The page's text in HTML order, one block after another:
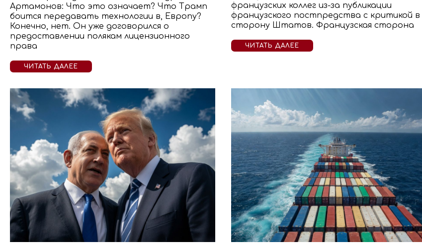
Артамонов: Что это означает? Что Трамп
боится передавать технологии в, Европу?
Конечно, нет. Он уже договорился о
предоставлении полякам лицензионного
права
ЧИТАТЬ ДАЛЕЕ
французских коллег из-за публикации
французского постпредства с критикой в
сторону Штатов. Французская сторона
ЧИТАТЬ ДАЛЕЕ